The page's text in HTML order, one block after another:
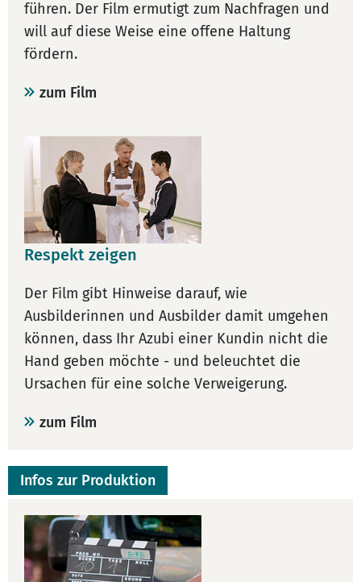
führen. Der Film ermutigt zum Nachfragen und
will auf diese Weise eine offene Haltung
fördern.
zum Film
Respekt zeigen
Der Film gibt Hinweise darauf, wie
Ausbilderinnen und Ausbilder damit umgehen
können, dass Ihr Azubi einer Kundin nicht die
Hand geben möchte - und beleuchtet die
Ursachen für eine solche Verweigerung.
zum Film
Infos zur Produktion